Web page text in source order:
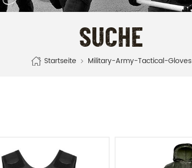
SUCHE
Startseite Military-Army-Tactical-Gloves